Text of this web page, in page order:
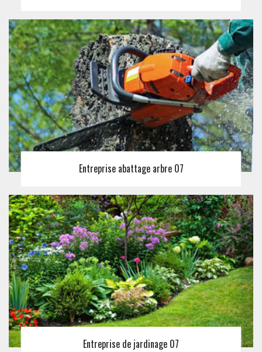
Entreprise abattage arbre 07
Entreprise de jardinage 07